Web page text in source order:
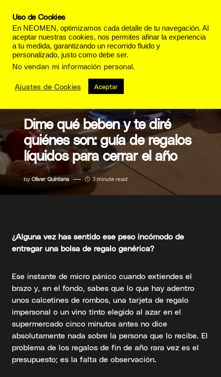
Dime qué beben y te diré
quiénes son: guía de regalos
líquidos para cerrar el año
by Oliver Quintana 3 minute read
¿Alguna vez has sentido ese peso incómodo de
entregar una bolsa de regalo genérica?
Ese instante de micro pánico cuando extiendes el
brazo y, en el fondo, sabes que lo que hay adentro
unos calcetines de rombos, una tarjeta de regalo
impersonal o un vino tinto elegido al azar en el
supermercado cinco minutos antes no dice
absolutamente nada sobre la persona que lo recibe. El
problema de los regalos de fin de año rara vez es el
presupuesto; es la falta de observación.
Uso de Cookies
En NEOMEN, optimizamos cada detalle de tu navegación. Al
aceptar nuestras cookies, nos permites afinar la experiencia
a tu medida, garantizando un recorrido fluido y
personalizado, justo como debe ser.
No vendan mi información personal.
Ajustes de Cookies Aceptar